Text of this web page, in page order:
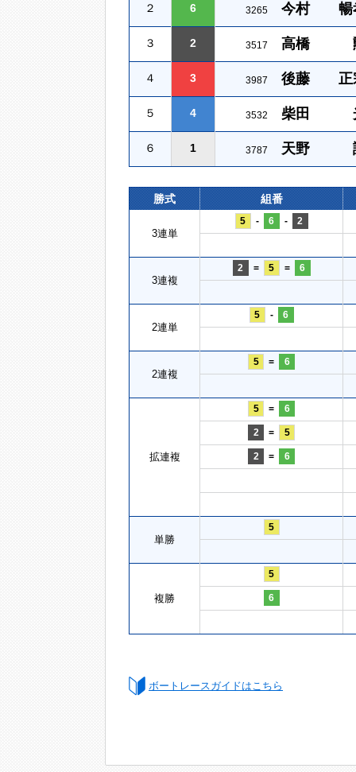
２ 6 3265 今村 暢
３ 2 3517 高橋
４ 3 3987 後藤 正
５ 4 3532 柴田
６ 1 3787 天野
勝式 組番
3連単
5 - 6 - 2
3連複
2 = 5 = 6
2連単
5 - 6
2連複
5 = 6
拡連複
5 = 6
2 = 5
2 = 6
単勝
5
複勝
5
6
ボートレースガイドはこちら